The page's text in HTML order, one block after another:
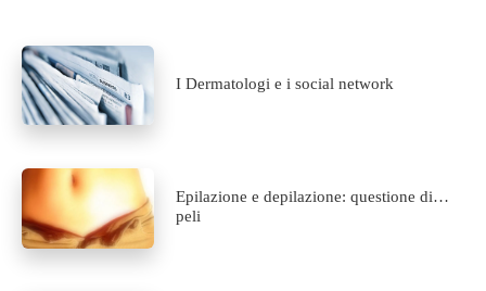
I Dermatologi e i social network
Epilazione e depilazione: questione di…
peli